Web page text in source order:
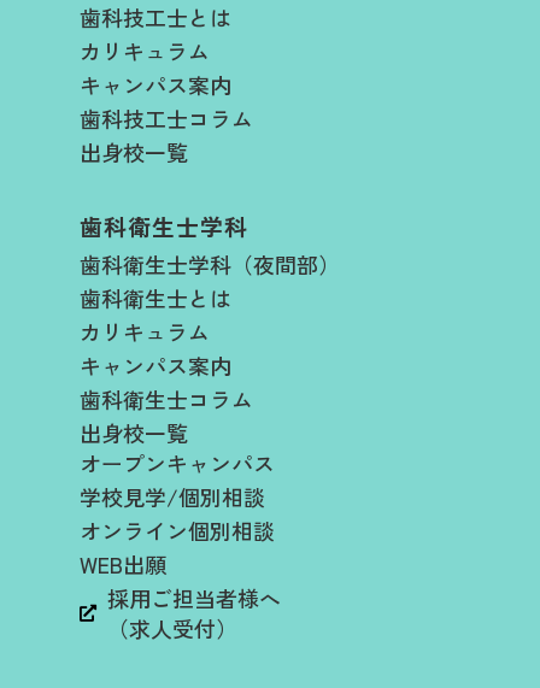
歯科技工士とは
カリキュラム
キャンパス案内
歯科技工士コラム
出身校一覧
歯科衛生士学科
歯科衛生士学科（夜間部）
歯科衛生士とは
カリキュラム
キャンパス案内
歯科衛生士コラム
出身校一覧
オープンキャンパス
学校見学/個別相談
オンライン個別相談
WEB出願
採用ご担当者様へ
（求人受付）